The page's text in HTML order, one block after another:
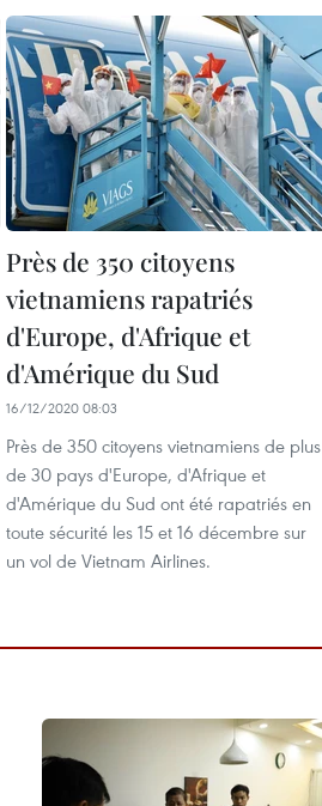
Près de 350 citoyens
vietnamiens rapatriés
d'Europe, d'Afrique et
d'Amérique du Sud
16/12/2020 08:03
Près de 350 citoyens vietnamiens de plus
de 30 pays d'Europe, d'Afrique et
d'Amérique du Sud ont été rapatriés en
toute sécurité les 15 et 16 décembre sur
un vol de Vietnam Airlines.